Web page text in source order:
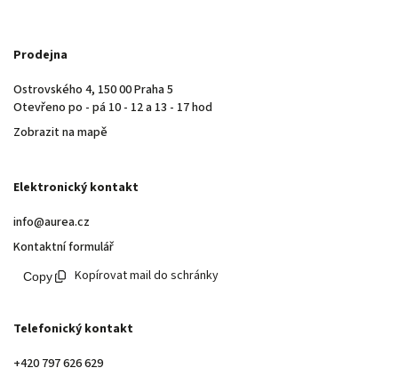
Prodejna
Ostrovského 4, 150 00 Praha 5
Otevřeno po - pá 10 - 12 a 13 - 17 hod
Zobrazit na mapě
Elektronický kontakt
info@aurea.cz
Kontaktní formulář
Kopírovat mail do schránky
Telefonický kontakt
+420 797 626 629